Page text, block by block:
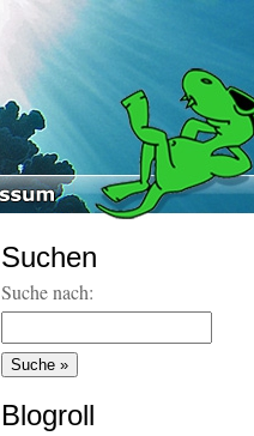
Suchen
Suche nach:
Blogroll